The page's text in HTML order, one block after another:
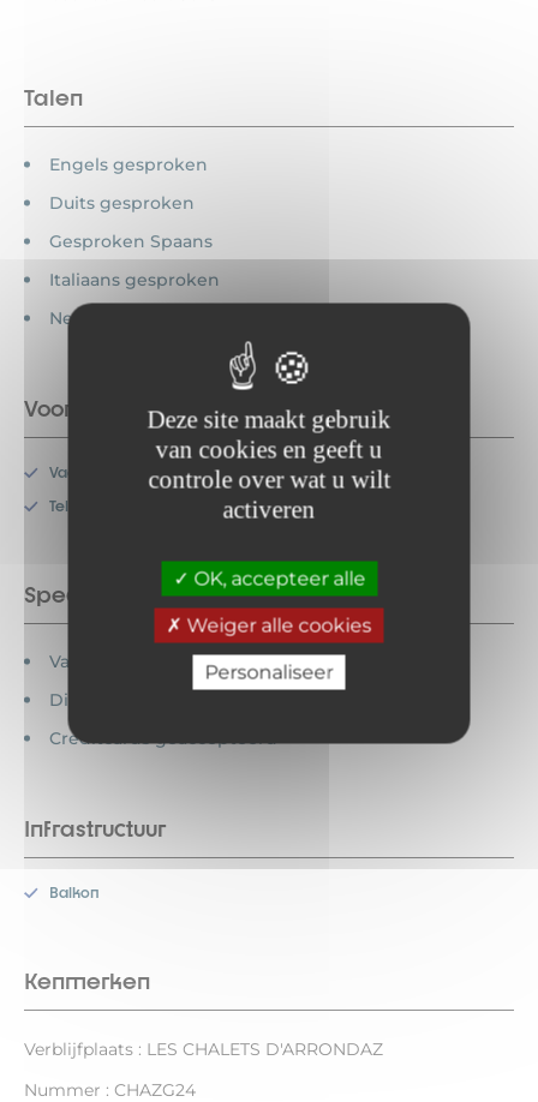
Deze site maakt gebruik
van cookies en geeft u
controle over wat u wilt
activeren
OK, accepteer alle
Weiger alle cookies
Personaliseer
Talen
Engels gesproken
Duits gesproken
Gesproken Spaans
Italiaans gesproken
Nederlands gesproken
Voorzieningen
Vaatwasser
Televisie
Speciale functies
Vakantiebonnen geaccepteerd
Dieren verboden
Creditcards geaccepteerd
Infrastructuur
Balkon
Kenmerken
Verblijfplaats : LES CHALETS D'ARRONDAZ
Nummer : CHAZG24